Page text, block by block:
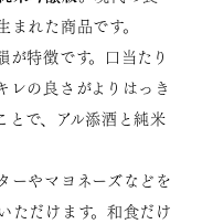
れた商品です。
特徴です。口当たり
レの良さがよりはっき
とで、アル添酒と純米
ーやマヨネーズなどを
ただけます。和食だけ